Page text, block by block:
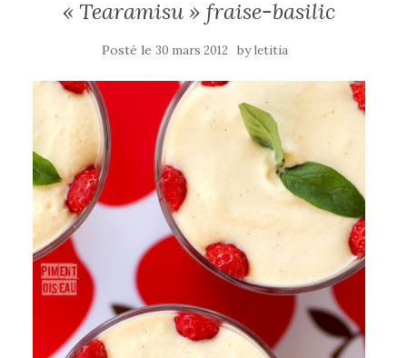
« Tearamisu » fraise-basilic
Posté le 30 mars 2012 byletitia